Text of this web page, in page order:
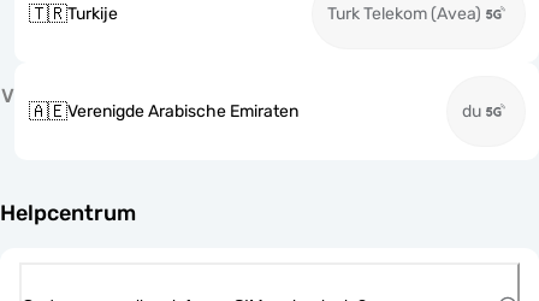
🇹🇷Turkije Turk Telekom (Avea)
V
🇦🇪Verenigde Arabische Emiraten du
Helpcentrum